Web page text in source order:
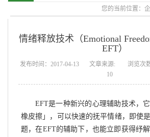
您的当前位置：
情绪释放技术（Emotional
EFT）
发布时间：2017-04-13 文章来源: 浏览次
10
EFT是一种新兴的心理辅助技术，
橡皮擦」，可以快速的抚平情绪，即使
题，在EFT的辅助下，也能立即获得纾